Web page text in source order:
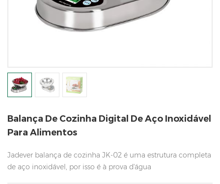
Balança De Cozinha Digital De Aço Inoxidável
Para Alimentos
Jadever balança de cozinha JK-02 é uma estrutura completa
de aço inoxidável, por isso é à prova d'água